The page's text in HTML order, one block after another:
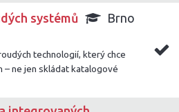
systémů Brno
technologií, který chce
– ne jen skládat katalogové